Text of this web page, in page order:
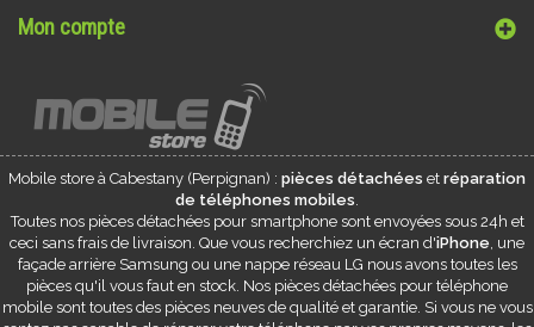
Mon compte
Mobile store à Cabestany (Perpignan) : pièces détachées et réparation
de téléphones mobiles.
Toutes nos pièces détachées pour smartphone sont envoyées sous 24h et
ceci sans frais de livraison. Que vous recherchiez un écran d'iPhone, une
façade arrière Samsung ou une nappe réseau LG nous avons toutes les
pièces qu'il vous faut en stock. Nos pièces détachées pour téléphone
mobile sont toutes des pièces neuves de qualité et garantie. Si vous ne vous